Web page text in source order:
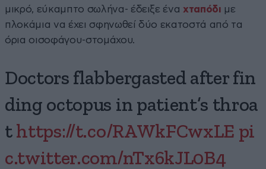
μικρό, εύκαμπτο σωλήνα- έδειξε ένα χταπόδι με
πλοκάμια να έχει σφηνωθεί δύο εκατοστά από τα
όρια οισοφάγου-στομάχου.
Doctors flabbergasted after fin
ding octopus in patient’s throa
t https://t.co/RAWkFCwxLE pi
c.twitter.com/nTx6kJL0B4